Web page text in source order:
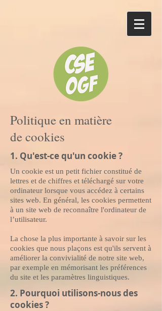
Politique en matière
de cookies
1. Qu'est-ce qu'un cookie ?
Un cookie est un petit fichier constitué de
lettres et de chiffres et téléchargé sur votre
ordinateur lorsque vous accédez à certains
sites web. En général, les cookies permettent
à un site web de reconnaître l'ordinateur de
l’utilisateur.
La chose la plus importante à savoir sur les
cookies que nous plaçons est qu'ils servent à
améliorer la convivialité de notre site web,
par exemple en mémorisant les préférences
du site et les paramètres linguistiques.
2. Pourquoi utilisons-nous des
cookies ?